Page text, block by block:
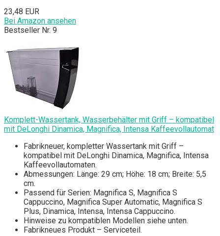
23,48 EUR
Bei Amazon ansehen
Bestseller Nr. 9
Komplett-Wassertank, Wasserbehälter mit Griff – kompatibel
mit DeLonghi Dinamica, Magnifica, Intensa Kaffeevollautomat
Fabrikneuer, kompletter Wassertank mit Griff –
kompatibel mit DeLonghi Dinamica, Magnifica, Intensa
Kaffeevollautomaten.
Abmessungen: Länge: 29 cm; Höhe: 18 cm; Breite: 5,5
cm.
Passend für Serien: Magnifica S, Magnifica S
Cappuccino, Magnifica Super Automatic, Magnifica S
Plus, Dinamica, Intensa, Intensa Cappuccino.
Hinweise zu kompatiblen Modellen siehe unten.
Fabrikneues Produkt – Serviceteil.